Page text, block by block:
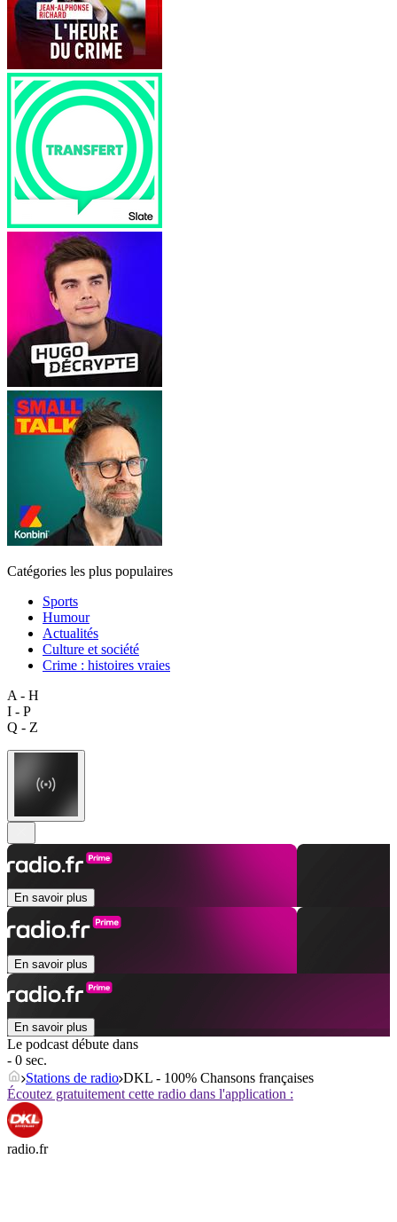
Catégories les plus populaires
Sports
Humour
Actualités
Culture et société
Crime : histoires vraies
A - H
I - P
Q - Z
En savoir plus
En savoir plus
En savoir plus
Le podcast débute dans
- 0 sec.
Stations de radio DKL - 100% Chansons françaises
Écoutez gratuitement cette radio dans l'application :
radio.fr